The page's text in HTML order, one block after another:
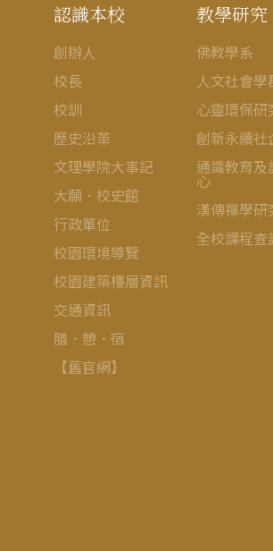
認識本校
創辦人
校長
校訓
歷史沿革
文理學院大事記
大願．校史館
行政單位
校園環境導覽
校園建築樓層資訊
交通資訊
膳．憩．宿
【舊官網】
教學研究
佛教學系
人文社會學
心靈環保研
創新永續社
通識教育及
心
漢傳禪學研
全校課程查